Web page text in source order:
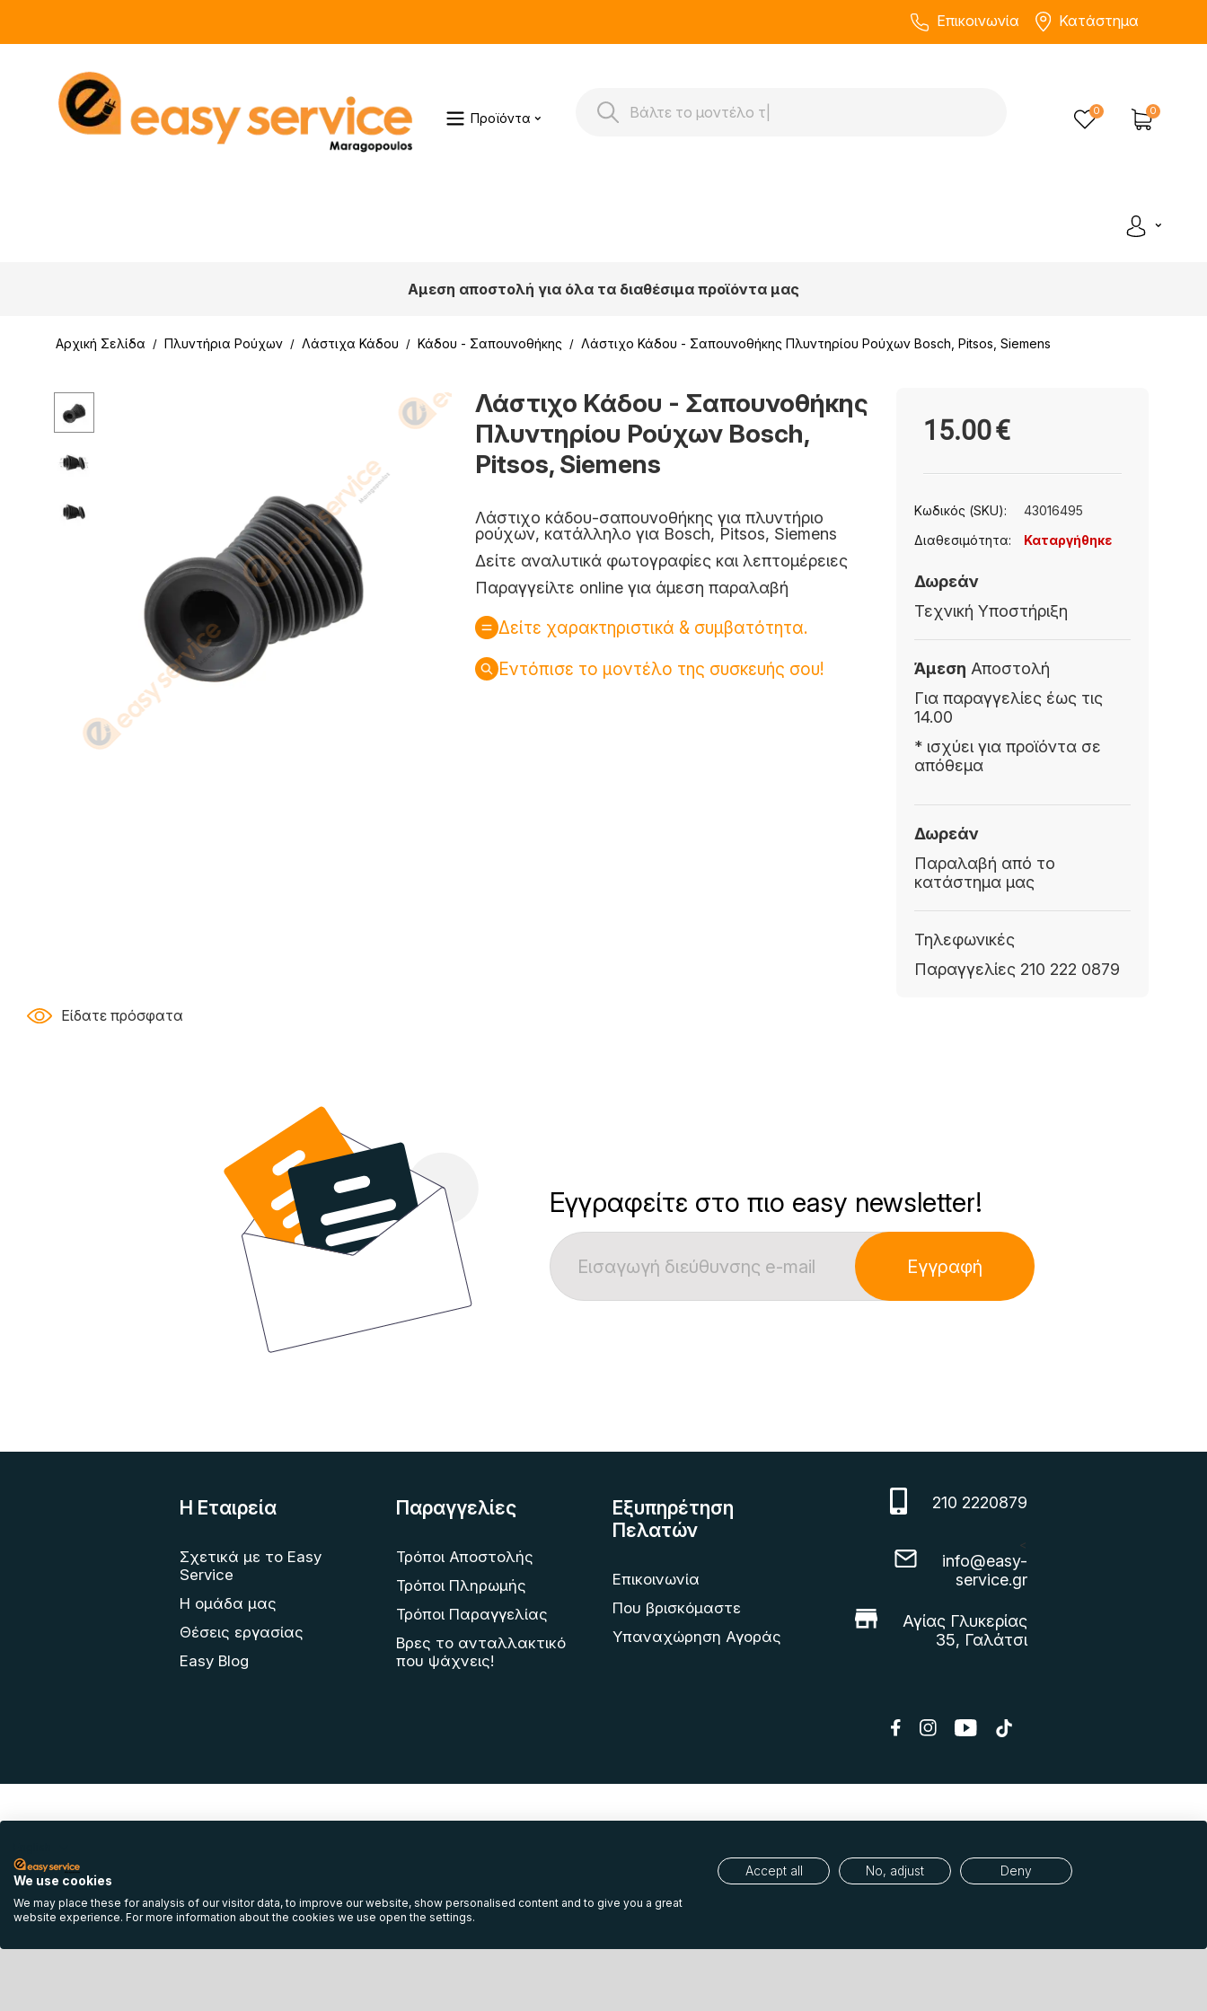
Επικοινωνία Κατάστημα
Προϊόντα 0
0
Αμεση αποστολή για όλα τα διαθέσιμα προϊόντα μας
Αρχική Σελίδα / Πλυντήρια Ρούχων / Λάστιχα Κάδου / Κάδου - Σαπουνοθήκης / Λάστιχο Κάδου - Σαπουνοθήκης Πλυντηρίου Ρούχων Bosch, Pitsos, Siemens
Λάστιχο Κάδου - Σαπουνοθήκης
Πλυντηρίου Ρούχων Bosch,
Pitsos, Siemens
Λάστιχο κάδου-σαπουνοθήκης για πλυντήριο
ρούχων, κατάλληλο για Bosch, Pitsos, Siemens
Δείτε αναλυτικά φωτογραφίες και λεπτομέρειες
Παραγγείλτε online για άμεση παραλαβή
Δείτε χαρακτηριστικά & συμβατότητα.
Εντόπισε το μοντέλο της συσκευής σου!
15.00€
Κωδικός (SKU):
43016495
Διαθεσιμότητα:
Καταργήθηκε
Δωρεάν
Τεχνική Υποστήριξη
Άμεση Αποστολή
Για παραγγελίες έως τις
14.00
* ισχύει για προϊόντα σε
απόθεμα
Δωρεάν
Παραλαβή από το
κατάστημα μας
Τηλεφωνικές
Παραγγελίες 210 222 0879
Είδατε πρόσφατα
Εγγραφείτε στο πιο easy newsletter!
Εγγραφή
Η Eταιρεία
Σχετικά με το Easy
Service
Η ομάδα μας
Θέσεις εργασίας
Easy Blog
Παραγγελίες
Τρόποι Αποστολής
Τρόποι Πληρωμής
Τρόποι Παραγγελίας
Βρες το ανταλλακτικό
που ψάχνεις!
Εξυπηρέτηση
Πελατών
Επικοινωνία
Που βρισκόμαστε
Υπαναχώρηση Αγοράς
210 2220879
<
info@easy-
service.gr
Αγίας Γλυκερίας
35, Γαλάτσι
Όροι Χρήσης Πολιτική Cookies
We use cookies
We may place these for analysis of our visitor data, to improve our website, show personalised content and to give you a great
website experience. For more information about the cookies we use open the settings.
Accept all No, adjust Deny